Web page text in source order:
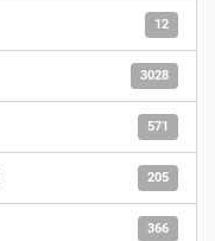
12
3028
571
205
366